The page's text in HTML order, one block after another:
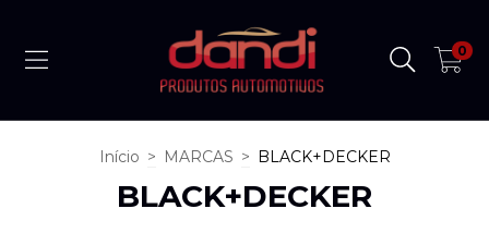
0
Início > MARCAS > BLACK+DECKER
BLACK+DECKER